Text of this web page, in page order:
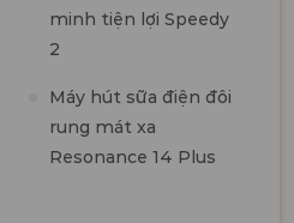
minh tiện lợi Speedy
2
Máy hút sữa điện đôi
rung mát xa
Resonance 14 Plus